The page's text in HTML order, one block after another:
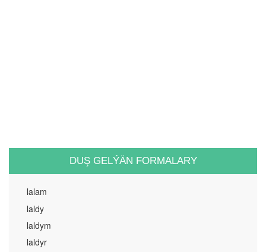
DUŞ GELÝÄN FORMALARY
lalam
laldy
laldym
laldyr